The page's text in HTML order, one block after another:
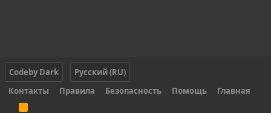
Codeby Dark
Русский (RU)
Контакты
Правила Безопасность Помощь Главная